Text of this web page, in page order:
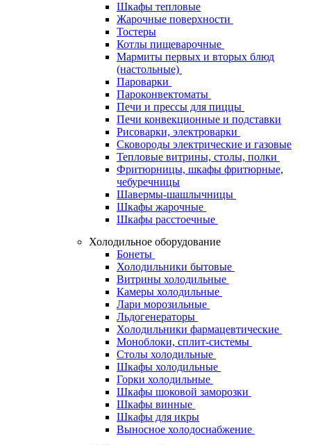
Шкафы тепловые
Жарочные поверхности
Тостеры
Котлы пищеварочные
Мармиты первых и вторых блюд
(настольные)
Пароварки
Пароконвектоматы
Печи и прессы для пиццы
Печи конвекционные и подставки
Рисоварки, электроварки
Сковороды электрические и газовые
Тепловые витрины, столы, полки
Фритюрницы, шкафы фритюрные,
чебуречницы
Шавермы-шашлычницы
Шкафы жарочные
Шкафы расстоечные
Холодильное оборудование
Бонеты
Холодильники бытовые
Витрины холодильные
Камеры холодильные
Лари морозильные
Льдогенераторы
Холодильники фармацевтические
Моноблоки, сплит-системы
Столы холодильные
Шкафы холодильные
Горки холодильные
Шкафы шоковой заморозки
Шкафы винные
Шкафы для икры
Выносное холодоснабжение